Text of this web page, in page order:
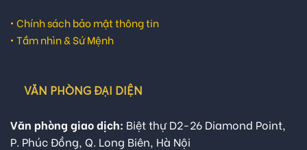
• Chính sách bảo mật thông tin
• Tầm nhìn & Sứ Mệnh
VĂN PHÒNG ĐẠI DIỆN
Văn phòng giao dịch: Biệt thự D2-26 Diamond Point,
P. Phúc Đồng, Q. Long Biên, Hà Nội